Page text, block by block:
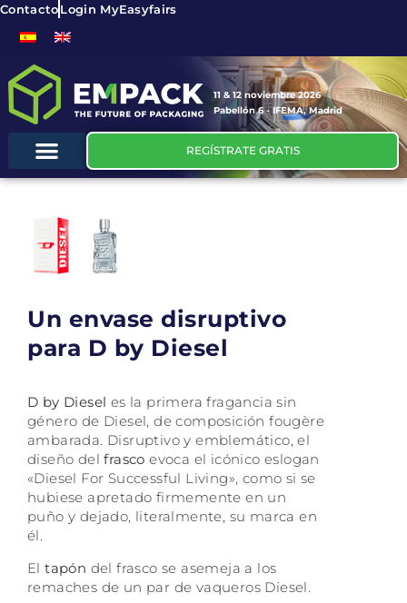
ContactoLogin MyEasyfairs
11 & 12 noviembre 2026
Pabellón 6 - IFEMA, Madrid
REGÍSTRATE GRATIS
Un envase disruptivo
para D by Diesel
D by Diesel es la primera fragancia sin
género de Diesel, de composición fougère
ambarada. Disruptivo y emblemático, el
diseño delfrasco evoca el icónico eslogan
«Diesel For Successful Living», como si se
hubiese apretado firmemente en un
puño y dejado, literalmente, su marca en
él.
Eltapón del frasco se asemeja a los
remaches de un par de vaqueros Diesel.